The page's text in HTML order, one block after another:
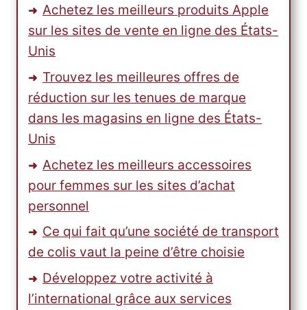
Achetez les meilleurs produits Apple
sur les sites de vente en ligne des États-
Unis
Trouvez les meilleures offres de
réduction sur les tenues de marque
dans les magasins en ligne des États-
Unis
Achetez les meilleurs accessoires
pour femmes sur les sites d’achat
personnel
Ce qui fait qu’une société de transport
de colis vaut la peine d’être choisie
Développez votre activité à
l’international grâce aux services